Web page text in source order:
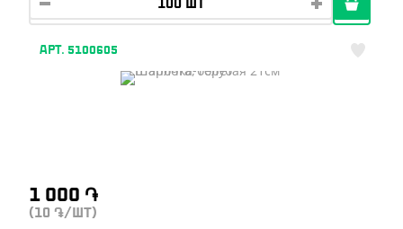
АРТ. 5100605
1 000 ֏
(10 ֏/ШТ)